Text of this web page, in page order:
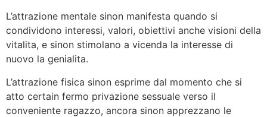
L’attrazione mentale sinon manifesta quando si
condividono interessi, valori, obiettivi anche visioni della
vitalita, e sinon stimolano a vicenda la interesse di
nuovo la genialita.
L’attrazione fisica sinon esprime dal momento che si
atto certain fermo privazione sessuale verso il
conveniente ragazzo, ancora sinon apprezzano le